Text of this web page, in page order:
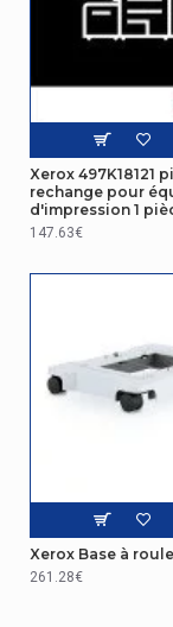
Xerox 497K18121
rechange pour
d'impression 1
147.63€
Xerox Base à
261.28€